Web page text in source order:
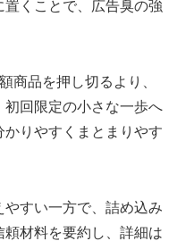
くことで、広告臭の強
商品を押し切るより、
回限定の小さな一歩へ
りやすくまとまりやす
すい一方で、詰め込み
材料を要約し、詳細は